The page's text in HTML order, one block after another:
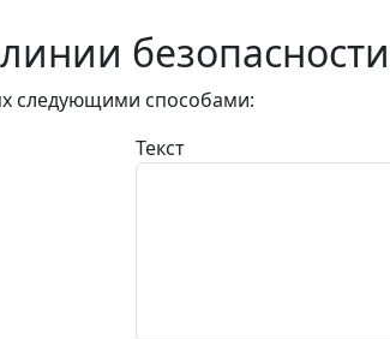
безопасности
следующими способами:
Текст